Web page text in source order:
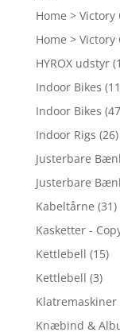
Home >
Home >
HYROX udstyr
Indoor Bikes
Indoor Bikes
Indoor Rigs (26)
Justerbare
Justerbare
Kabeltårne (31)
Kasketter -
Kettlebell (15)
Kettlebell (3)
Klatremaskiner
Knæbind &